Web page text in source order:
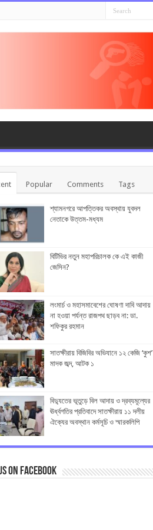
Popular Comments Tags
শ্যামনগরে আপত্তিকর অবস্থায় যুবদল
নেতাকে উত্তম-মধ্যম
বিটিভির নতুন মহাপরিচালক কে এই কাজী
জেসিন?
লংমার্চ ও মহাসমাবেশের ঘোষণা দাবি আদায়
না হওয়া পর্যন্ত রাজপথ ছাড়ব না: ডা.
শফিকুর রহমান
সাতক্ষীরায় বিজিবির অভিযানে ১২ কেজি ‘কুশ’
মাদক জব্দ, আটক ১
বিদ্যুতের ভূতুড়ে বিল আদায় ও দ্রব্যমূল্যের
ঊর্ধ্বগতির প্রতিবাদে সাতক্ষীরায় ১১ দলীয়
ঐক্যের অবস্থান কর্মসূচি ও স্মারকলিপি
on Facebook